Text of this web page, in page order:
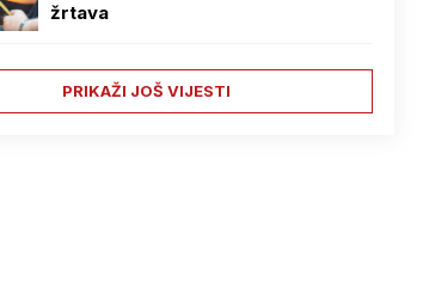
žrtava
PRIKAŽI JOŠ VIJESTI